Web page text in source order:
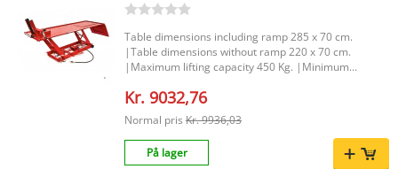
Table dimensions including ramp 285 x 70 cm.
|Table dimensions without ramp 220 x 70 cm.
|Maximum lifting capacity 450 Kg. |Minimum
Kr. 9032,76
Normal pris Kr. 9936,03
På lager